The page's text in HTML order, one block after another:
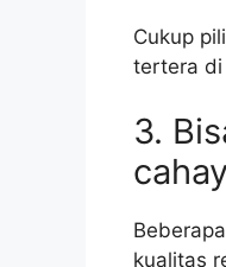
Cukup
tertera di
3.
kualitas